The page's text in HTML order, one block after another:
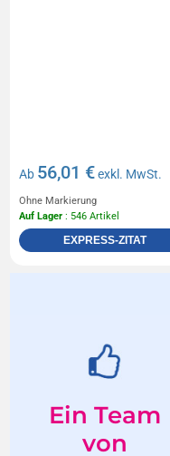
Ab 56,01 €exkl. MwSt.
Ohne Markierung
Auf Lager : 546 Artikel
EXPRESS-ZITAT
Ein Team
von